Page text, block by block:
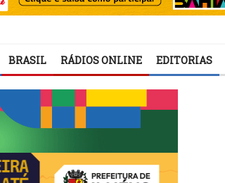
BRASIL RÁDIOS ONLINE EDITORIAS